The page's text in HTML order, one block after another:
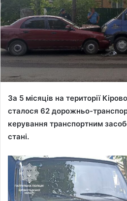
За 5 місяців на території
сталося 62 дорожньо-
керування транспортним
стані.